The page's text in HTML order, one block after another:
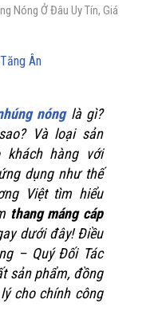
Nóng Ở Đâu Uy Tín, Giá
Tăng Ân
nóng là gì?
Và loại sản
khách hàng với
dụng như thế
Việt tìm hiểu
thang máng cáp
dưới đây! Điều
– Quý Đối Tác
sản phẩm, đồng
cho chính công